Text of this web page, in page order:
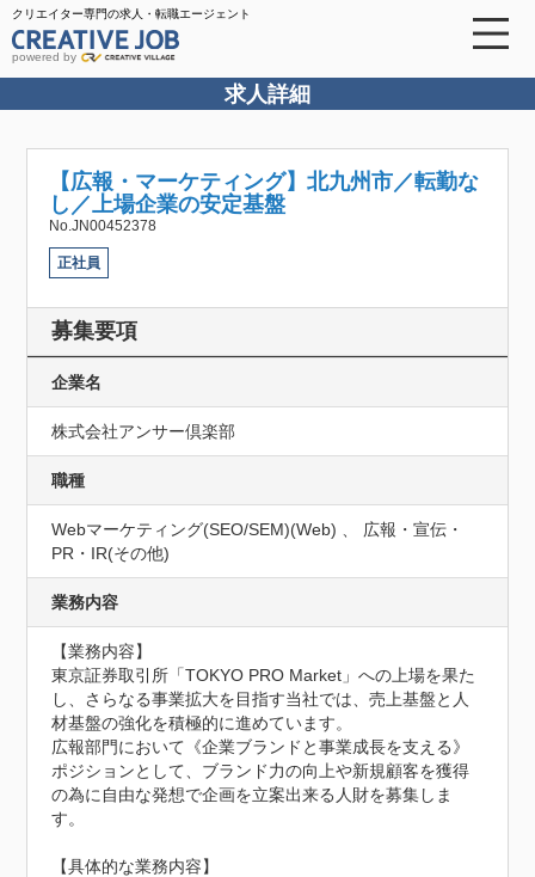
クリエイター専門の求人・転職エージェント
powered by
求人詳細
【広報・マーケティング】北九州市／転勤な
し／上場企業の安定基盤
No.JN00452378
正社員
募集要項
企業名
株式会社アンサー倶楽部
職種
Webマーケティング(SEO/SEM)(Web) 、 広報・宣伝・
PR・IR(その他)
業務内容
【業務内容】
東京証券取引所「TOKYO PRO Market」への上場を果た
し、さらなる事業拡大を目指す当社では、売上基盤と人
材基盤の強化を積極的に進めています。
広報部門において《企業ブランドと事業成長を支える》
ポジションとして、ブランド力の向上や新規顧客を獲得
の為に自由な発想で企画を立案出来る人財を募集しま
す。
【具体的な業務内容】